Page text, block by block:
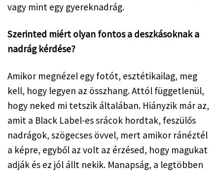
vagy mint egy gyereknadrág.
Szerinted miért olyan fontos a deszkásoknak a
nadrág kérdése?
Amikor megnézel egy fotót, esztétikailag, meg
kell, hogy legyen az összhang. Attól függetlenül,
hogy neked mi tetszik általában. Hiányzik már az,
amit a Black Label-es srácok hordtak, feszülős
nadrágok, szögecses övvel, mert amikor ránéztél
a képre, egyből az volt az érzésed, hogy magukat
adják és ez jól állt nekik. Manapság, a legtöbben